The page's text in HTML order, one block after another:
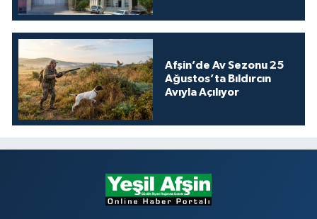
Afşin’de Av Sezonu 25
Ağustos’ta Bıldırcın
Avıyla Açılıyor